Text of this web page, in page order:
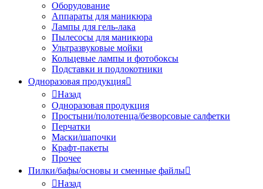
Оборудование
Аппараты для маникюра
Лампы для гель-лака
Пылесосы для маникюра
Ультразвуковые мойки
Кольцевые лампы и фотобоксы
Подставки и подлокотники
Одноразовая продукция
Назад
Одноразовая продукция
Простыни/полотенца/безворсовые салфетки
Перчатки
Маски/шапочки
Крафт-пакеты
Прочее
Пилки/бафы/основы и сменные файлы
Назад